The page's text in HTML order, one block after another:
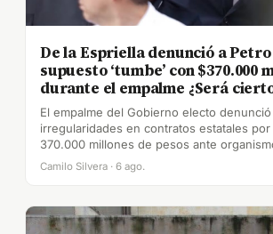
De la Espriella denunció a
supuesto ‘tumbe’ con $370.000
durante el empalme ¿Será
El empalme del Gobierno electo
irregularidades en contratos estatales por
370.000 millones de pesos ante
Camilo Silvera · 6 ago.